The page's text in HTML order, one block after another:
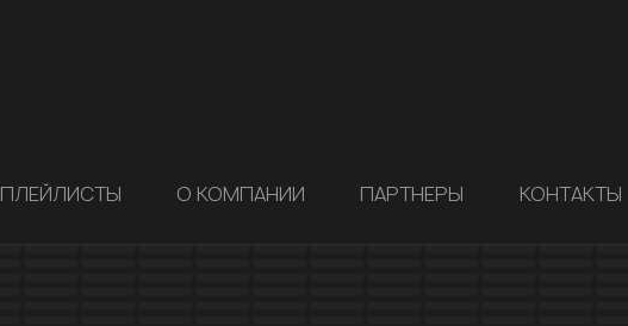
ПЛЕЙЛИСТЫ О КОМПАНИИ ПАРТНЕРЫ КОНТАКТЫ